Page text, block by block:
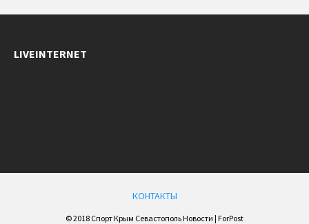
LIVEINTERNET
КОНТАКТЫ
© 2018 Спорт Крым Севастополь Новости | ForPost